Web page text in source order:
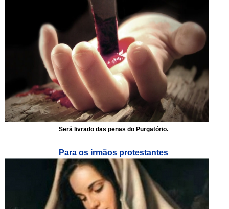
Será livrado das penas do Purgatório.
Para os irmãos protestantes